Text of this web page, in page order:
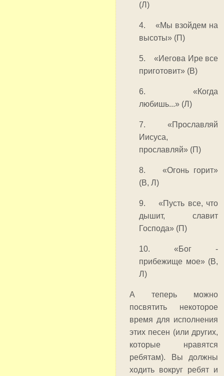
(Л)
4. «Мы взойдем на
высоты» (П)
5. «Иегова Ире все
приготовит» (В)
6. «Когда
любишь...» (Л)
7. «Прославляй
Иисуса,
прославляй» (П)
8. «Огонь горит»
(В, Л)
9. «Пусть все, что
дышит, славит
Господа» (П)
10. «Бог -
прибежище мое» (В,
Л)
А теперь можно
посвятить некоторое
время для исполнения
этих песен (или других,
которые нравятся
ребятам). Вы должны
ходить вокруг ребят и